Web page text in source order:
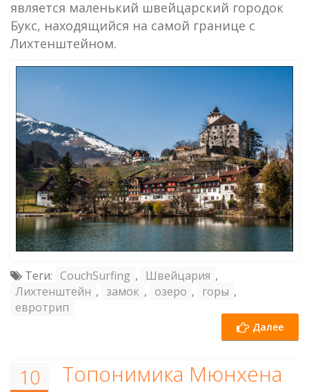
является маленький швейцарский городок
Букс, находящийся на самой границе с
Лихтенштейном.
Теги: CouchSurfing , Швейцария ,
Лихтенштейн , замок , озеро , горы ,
евротрип
Далее
10 Топонимика Мюнхена